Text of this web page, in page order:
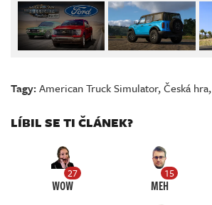
Tagy:American Truck Simulator,Česká hra,
LÍBIL SE TI ČLÁNEK?
27
WOW
15
MEH